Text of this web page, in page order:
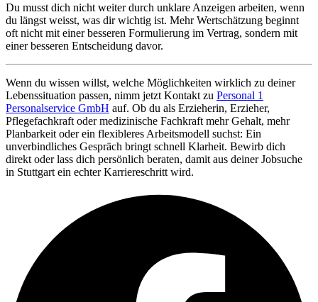
Du musst dich nicht weiter durch unklare Anzeigen arbeiten, wenn
du längst weisst, was dir wichtig ist. Mehr Wertschätzung beginnt
oft nicht mit einer besseren Formulierung im Vertrag, sondern mit
einer besseren Entscheidung davor.
Wenn du wissen willst, welche Möglichkeiten wirklich zu deiner
Lebenssituation passen, nimm jetzt Kontakt zu Personal 1
Personalservice GmbH auf. Ob du als Erzieherin, Erzieher,
Pflegefachkraft oder medizinische Fachkraft mehr Gehalt, mehr
Planbarkeit oder ein flexibleres Arbeitsmodell suchst: Ein
unverbindliches Gespräch bringt schnell Klarheit. Bewirb dich
direkt oder lass dich persönlich beraten, damit aus deiner Jobsuche
in Stuttgart ein echter Karriereschritt wird.